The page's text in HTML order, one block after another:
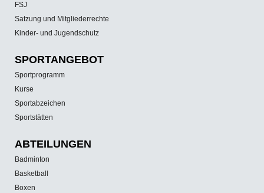
FSJ
Satzung und Mitgliederrechte
Kinder- und Jugendschutz
SPORT­ANGEBOT
Sportprogramm
Kurse
Sportabzeichen
Sportstätten
ABTEILUNGEN
Badminton
Basketball
Boxen